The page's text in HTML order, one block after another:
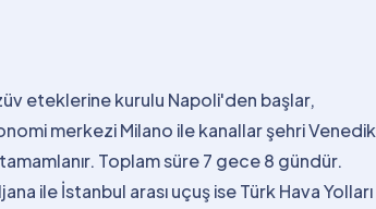
eteklerine kurulu Napoli'den başlar,
merkezi Milano ile kanallar şehri Venedik
Toplam süre 7 gece 8 gündür.
ile İstanbul arası uçuş ise Türk Hava Yolları